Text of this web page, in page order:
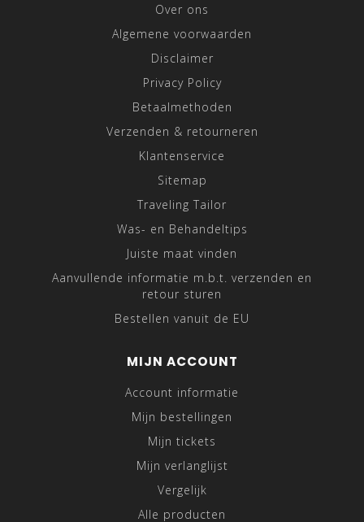
Over ons
Algemene voorwaarden
Disclaimer
Privacy Policy
Betaalmethoden
Verzenden & retourneren
Klantenservice
Sitemap
Traveling Tailor
Was- en Behandeltips
Juiste maat vinden
Aanvullende informatie m.b.t. verzenden en
retour sturen
Bestellen vanuit de EU
MIJN ACCOUNT
Account informatie
Mijn bestellingen
Mijn tickets
Mijn verlanglijst
Vergelijk
Alle producten